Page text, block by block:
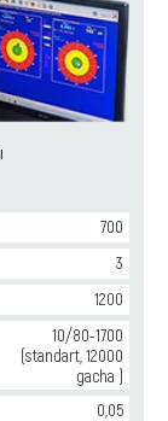
700
3
1200
10/80-1700
(standart, 12000
gacha )
0,05